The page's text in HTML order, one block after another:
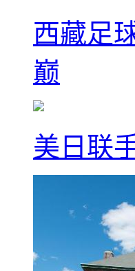
西藏足
巅
美日联